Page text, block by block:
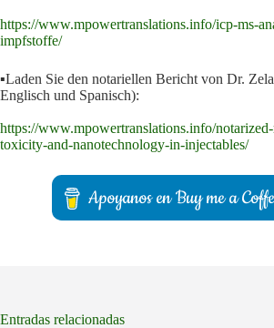
https://www.mpowertranslations.info/icp-ms-
impfstoffe/
▪️Laden Sie den notariellen Bericht von Dr.
Englisch und Spanisch):
https://www.mpowertranslations.info/
toxicity-and-nanotechnology-in-injectables/
Entradas relacionadas